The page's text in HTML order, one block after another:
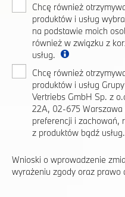
Chcę również
produktów i usług
na podstawie moich
również w związku z
usług.
Chcę również
produktów i usług
Vertriebs GmbH Sp. z
22A, 02-675
preferencji i zachowań,
z produktów bądź usług.
Wnioski o wprowadzenie
wyrażeniu zgody oraz prawo